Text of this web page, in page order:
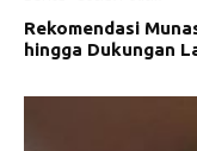
Rekomendasi
hingga Dukungan